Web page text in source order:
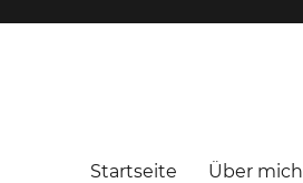
Startseite Über mich